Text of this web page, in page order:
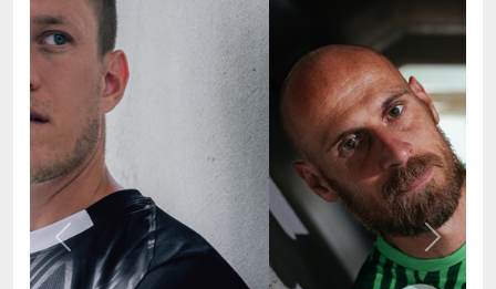
Previous Next